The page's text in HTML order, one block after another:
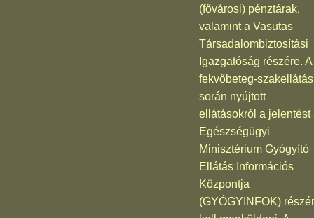
(fővárosi) pénztárak,
valamint a Vasutas
Társadalombiztosítási
Igazgatóság részére. A
fekvőbeteg-szakellátás
során nyújtott
ellátásokról a jelentést
Egészségügyi
Minisztérium Gyógyító
Ellátás Információs
Központja
(GYÓGYINFOK)